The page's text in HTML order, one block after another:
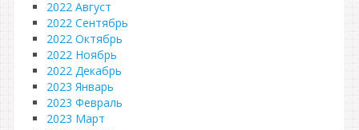
2022 Август
2022 Сентябрь
2022 Октябрь
2022 Ноябрь
2022 Декабрь
2023 Январь
2023 Февраль
2023 Март